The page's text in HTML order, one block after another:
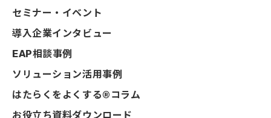
セミナー・イベント
導入企業インタビュー
EAP相談事例
ソリューション活用事例
はたらくをよくする®コラム
お役立ち資料ダウンロード